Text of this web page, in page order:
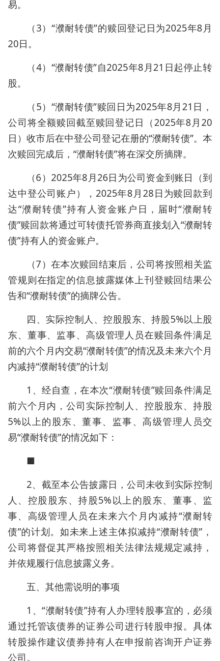
易。
（3）“濮耐转债”的赎回登记日为2025年8月
20日。
（4）“濮耐转债”自2025年8月21日起停止转
股。
（5）“濮耐转债”赎回日为2025年8月21日，
公司将全额赎回截至赎回登记日（2025年8月20
日）收市后在中登公司登记在册的“濮耐转债”。本
次赎回完成后，“濮耐转债”将在深交所摘牌。
（6）2025年8月26日为公司资金到账日（到
达中登公司账户），2025年8月28日为赎回款到
达“濮耐转债”持有人资金账户日，届时“濮耐转
债”赎回款将通过可转债托管券商直接划入“濮耐转
债”持有人的资金账户。
（7）在本次赎回结束后，公司将按照相关监
管规则在指定的信息披露媒体上刊登赎回结果公
告和“濮耐转债”的摘牌公告。
四、实际控制人、控股股东、持股5%以上股
东、董事、监事、高级管理人员在赎回条件满足
前的六个月内交易“濮耐转债”的情况及未来六个月
内减持“濮耐转债”的计划
1、经自查，在本次“濮耐转债”赎回条件满足
前六个月内，公司实际控制人、控股股东、持股
5%以上的股东、董事、监事、高级管理人员交
易“濮耐转债”的情况如下：
■
2、截至本公告披露日，公司未收到实际控制
人、控股股东、持股5%以上的股东、董事、监
事、高级管理人员在未来六个月内减持“濮耐转
债”的计划。如未来上述主体拟减持“濮耐转债”，
公司将督促其严格按照相关法律法规规定减持，
并依规履行信息披露义务。
五、其他需说明的事项
1、“濮耐转债”持有人办理转股事宜的，必须
通过托管该债券的证券公司进行转股申报。具体
转股操作建议债券持有人在申报前咨询开户证券
公司。